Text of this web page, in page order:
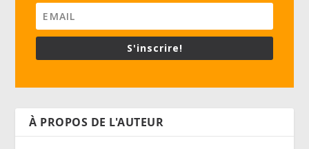
S'inscrire!
À PROPOS DE L'AUTEUR